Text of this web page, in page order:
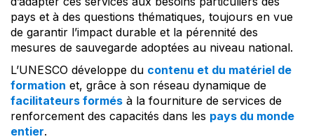
pays et à des questions thématiques, toujours en vue
de garantir l’impact durable et la pérennité des
mesures de sauvegarde adoptées au niveau national.
L’UNESCO développe du contenu et du matériel de
formation et, grâce à son réseau dynamique de
facilitateurs formés à la fourniture de services de
renforcement des capacités dans les pays du monde
entier.